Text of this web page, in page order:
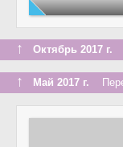
↑ Октябрь 2017 г.
↑ Май 2017 г.